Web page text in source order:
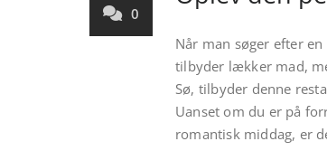
0
Når man søger efter
tilbyder lækker mad,
Sø, tilbyder denne
Uanset om du er på
romantisk middag, er